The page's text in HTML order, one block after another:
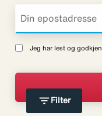
filter_list Filter
Jeg har lest og